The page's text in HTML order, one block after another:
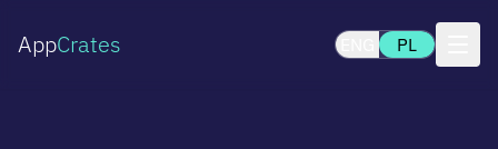
AppCrates PL